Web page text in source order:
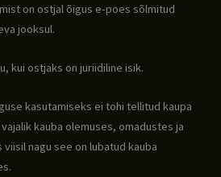
on ostjal õigus e-poes sõlmitud
jooksul.
kui ostjaks on juriidiline isik.
kasutamiseks ei tohi tellitud kaupa
kauba olemuses, omadustes ja
nagu see on lubatud kauba